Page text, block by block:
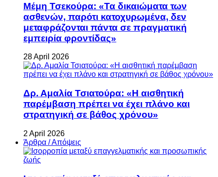
Μέμη Τσεκούρα: «Τα δικαιώματα των
ασθενών, παρότι κατοχυρωμένα, δεν
μεταφράζονται πάντα σε πραγματική
εμπειρία φροντίδας»
28 April 2026
Δρ. Αμαλία Τσιατούρα: «Η αισθητική
παρέμβαση πρέπει να έχει πλάνο και
στρατηγική σε βάθος χρόνου»
2 April 2026
Άρθρα / Απόψεις